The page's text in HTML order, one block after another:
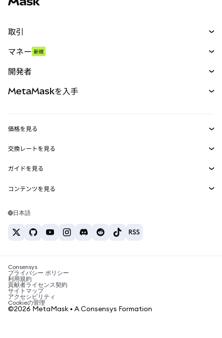
取引
パーペチュアル
RWA
マネー 新規
開発者
MetaMask Connect
Snaps
Web3サービス
MetaMaskを入手
セキュリティ
サポート
キャリア
お問い合わせ
価格を見る
イーサリアムの価格
Solanaの価格
Tetherの価格
交換レートを見る
ETH→USD
USDT→INR
BTC→INR
ETH→USDT
ガイドを見る
ETHの購入
USDTの購入
SHIBの購入
BNBの購入
コンテンツを見る
Solanaウォレット
税制関連ニュース
暗号資産の購入方法は？
ビットコインを売るには？
日本語
Consensys
プライバシー ポリシー
利用規約
貢献者ライセンス契約
サイトマップ
アクセシビリティ
Cookieの管理
©2026 MetaMask • A Consensys Formation